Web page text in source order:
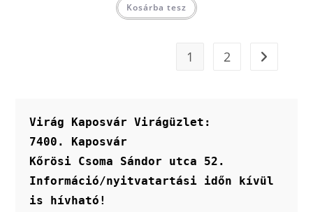
Kosárba tesz a
1 2
Virág Kaposvár Virágüzlet:
7400. Kaposvár
Kőrösi Csoma Sándor utca 52.
Információ/nyitvatartási időn kívül
is hívható!